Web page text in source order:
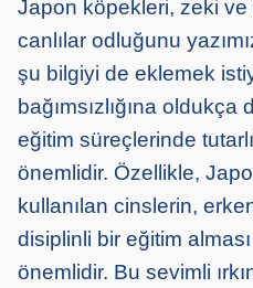
Japon köpekleri, zeki ve
canlılar odluğunu
şu bilgiyi de eklemek
bağımsızlığına
eğitim süreçlerinde
önemlidir. Özellikle,
kullanılan cinslerin,
disiplinli bir eğitim
önemlidir. Bu sevimli